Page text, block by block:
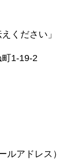
ください」
1-19-2
ルアドレス）